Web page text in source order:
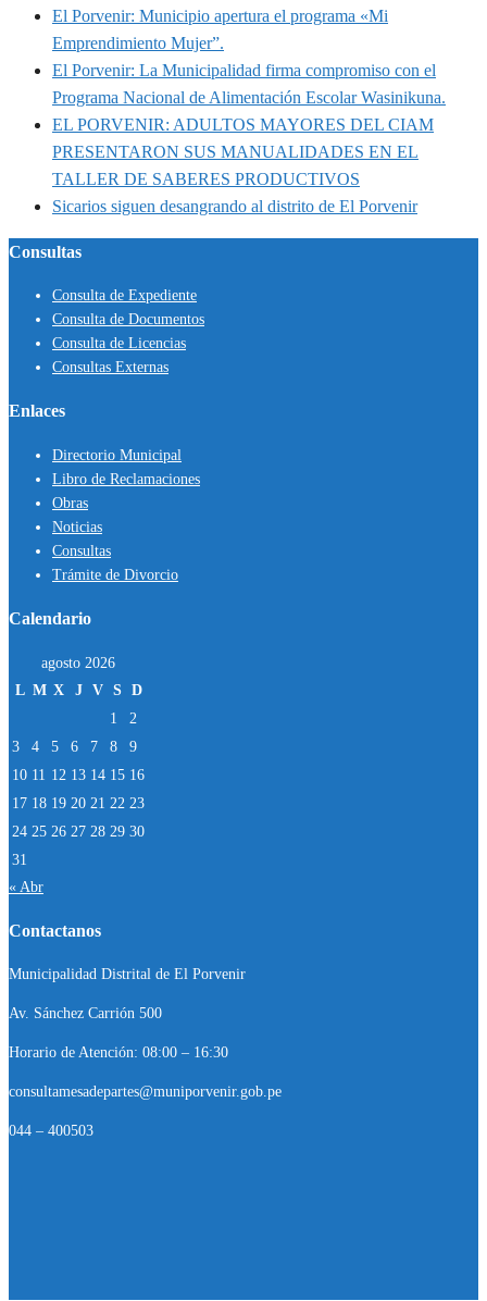
El Porvenir: Municipio apertura el programa «Mi
Emprendimiento Mujer”.
El Porvenir: La Municipalidad firma compromiso con el
Programa Nacional de Alimentación Escolar Wasinikuna.
EL PORVENIR: ADULTOS MAYORES DEL CIAM
PRESENTARON SUS MANUALIDADES EN EL
TALLER DE SABERES PRODUCTIVOS
Sicarios siguen desangrando al distrito de El Porvenir
Consultas
Consulta de Expediente
Consulta de Documentos
Consulta de Licencias
Consultas Externas
Enlaces
Directorio Municipal
Libro de Reclamaciones
Obras
Noticias
Consultas
Trámite de Divorcio
Calendario
agosto 2026
L M X J V S D
1
2
3
4 5 6 7 8
9
10 11 12 13 14 15 16
17 18 19 20 21 22 23
24 25 26 27 28 29 30
31
« Abr
Contactanos
Municipalidad Distrital de El Porvenir
Av. Sánchez Carrión 500
Horario de Atención: 08:00 – 16:30
consultamesadepartes@muniporvenir.gob.pe
044 – 400503